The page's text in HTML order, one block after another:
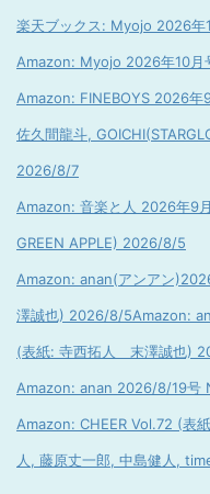
楽天ブックス: Myojo 2026
Amazon: Myojo 2026年10月
Amazon: FINEBOYS 2026
佐久間龍斗,
2026/8/7
Amazon: 音楽と人 2026年9
GREEN APPLE) 2026/8/5
Amazon: anan(アンアン
澤誠也) 2026/8/5Amazon:
(表紙: 寺西拓人 末澤誠也)
Amazon: anan 2026/8/19号
Amazon: CHEER Vol.72 (表
人, 藤原丈一郎, 中島健人,